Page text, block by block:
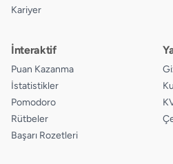
Kariyer
İnteraktif
Puan Kazanma
İstatistikler
Pomodoro
Rütbeler
Başarı Rozetleri